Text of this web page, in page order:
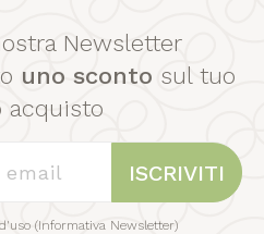
Newsletter
uno sconto sul tuo
acquisto
ISCRIVITI
(Informativa Newsletter)